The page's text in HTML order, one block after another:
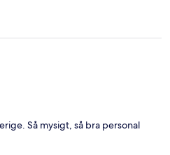
Så mysigt, så bra personal